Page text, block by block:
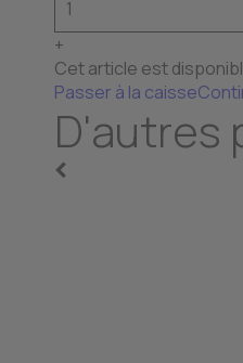
+
Cet article est
Passer à la caisse
D'autres